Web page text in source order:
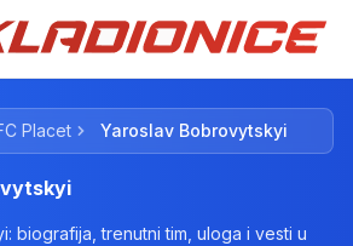
Placet Yaroslav Bobrovytskyi
biografija, trenutni tim, uloga i vesti u